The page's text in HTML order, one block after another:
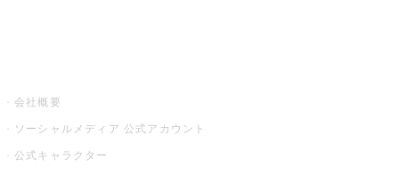
会社概要
ソーシャルメディア 公式アカウント
公式キャラクター